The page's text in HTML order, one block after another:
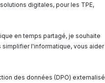
digitales, pour les TPE,
en temps partagé, je souhaite
l'informatique, vous aider
des données (DPO) externalisé